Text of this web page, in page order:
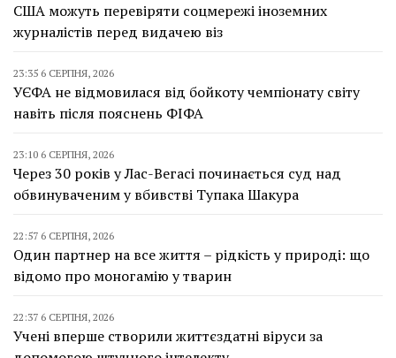
США можуть перевіряти соцмережі іноземних
журналістів перед видачею віз
23:35 6 СЕРПНЯ, 2026
УЄФА не відмовилася від бойкоту чемпіонату світу
навіть після пояснень ФІФА
23:10 6 СЕРПНЯ, 2026
Через 30 років у Лас-Вегасі починається суд над
обвинуваченим у вбивстві Тупака Шакура
22:57 6 СЕРПНЯ, 2026
Один партнер на все життя – рідкість у природі: що
відомо про моногамію у тварин
22:37 6 СЕРПНЯ, 2026
Учені вперше створили життєздатні віруси за